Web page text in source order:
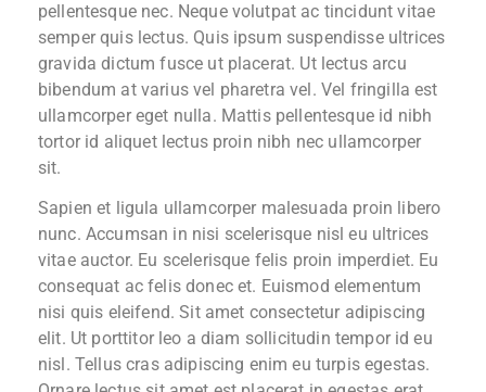
pellentesque nec. Neque volutpat ac tincidunt vitae
semper quis lectus. Quis ipsum suspendisse ultrices
gravida dictum fusce ut placerat. Ut lectus arcu
bibendum at varius vel pharetra vel. Vel fringilla est
ullamcorper eget nulla. Mattis pellentesque id nibh
tortor id aliquet lectus proin nibh nec ullamcorper
sit.
Sapien et ligula ullamcorper malesuada proin libero
nunc. Accumsan in nisi scelerisque nisl eu ultrices
vitae auctor. Eu scelerisque felis proin imperdiet. Eu
consequat ac felis donec et. Euismod elementum
nisi quis eleifend. Sit amet consectetur adipiscing
elit. Ut porttitor leo a diam sollicitudin tempor id eu
nisl. Tellus cras adipiscing enim eu turpis egestas.